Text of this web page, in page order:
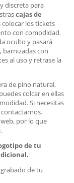
discreta para
cajas de
los tickets
con comodidad.
oculto y pasará
barnizadas con
al uso y retrase la
de pino natural,
colcar en ellas
Si necesitas
por lo que
de tu
de tu